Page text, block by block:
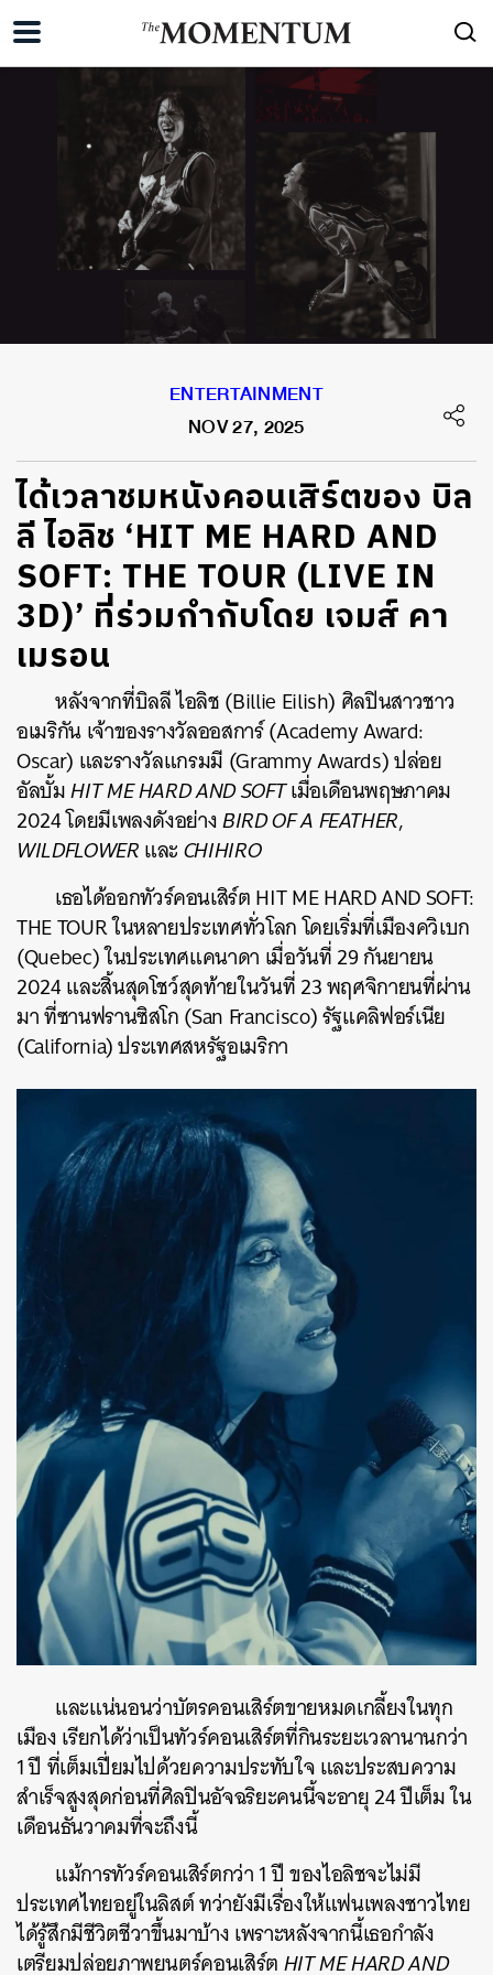
ENTERTAINMENT
NOV 27, 2025
ได้เวลาชมหนังคอนเสิร์ตของ บิล
ลี ไอลิช ‘HIT ME HARD AND
SOFT: THE TOUR (LIVE IN
3D)’ ที่ร่วมกำกับโดย เจมส์ คา
เมรอน
หลังจากที่บิลลี ไอลิช (Billie Eilish) ศิลปินสาวชาว
อเมริกัน เจ้าของรางวัลออสการ์ (Academy Award:
Oscar) และรางวัลแกรมมี (Grammy Awards) ปล่อย
อัลบั้มHIT ME HARD AND SOFTเมื่อเดือนพฤษภาคม
2024 โดยมีเพลงดังอย่างBIRD OF A FEATHER,
WILDFLOWERและCHIHIRO
เธอได้ออกทัวร์คอนเสิร์ต HIT ME HARD AND SOFT:
THE TOUR ในหลายประเทศทั่วโลก โดยเริ่มที่เมืองควิเบก
(Quebec) ในประเทศแคนาดา เมื่อวันที่ 29 กันยายน
2024 และสิ้นสุดโชว์สุดท้ายในวันที่ 23 พฤศจิกายนที่ผ่าน
มา ที่ซานฟรานซิสโก (San Francisco) รัฐแคลิฟอร์เนีย
(California) ประเทศสหรัฐอเมริกา
และแน่นอนว่าบัตรคอนเสิร์ตขายหมดเกลี้ยงในทุก
เมือง เรียกได้ว่าเป็นทัวร์คอนเสิร์ตที่กินระยะเวลานานกว่า
1 ปี ที่เต็มเปี่ยมไปด้วยความประทับใจ และประสบความ
สำเร็จสูงสุดก่อนที่ศิลปินอัจฉริยะคนนี้จะอายุ 24 ปีเต็ม ใน
เดือนธันวาคมที่จะถึงนี้
แม้การทัวร์คอนเสิร์ตกว่า 1 ปี ของไอลิชจะไม่มี
ประเทศไทยอยู่ในลิสต์ ทว่ายังมีเรื่องให้แฟนเพลงชาวไทย
ได้รู้สึกมีชีวิตชีวาขึ้นมาบ้าง เพราะหลังจากนี้เธอกำลัง
เตรียมปล่อยภาพยนตร์คอนเสิร์ตHIT ME HARD AND